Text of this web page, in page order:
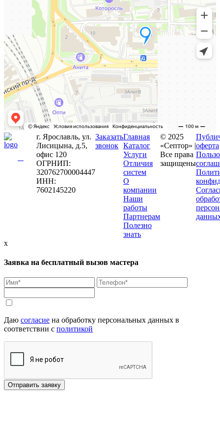
г. Ярославль, ул.
Лисицына, д.5,
офис 120
ОГРНИП:
320762700004447
ИНН:
7602145220
Заказать
звонок
Главная
Каталог
Услуги
Отличия
систем
О
компании
Наши
работы
Партнерам
Полезно
знать
© 2025
«Септор» |
Все права
защищены
оферта
x
Заявка на бесплатный вызов мастера
Даю согласие на обработку персональных данных в
соответствии с политикой
Отправить заявку